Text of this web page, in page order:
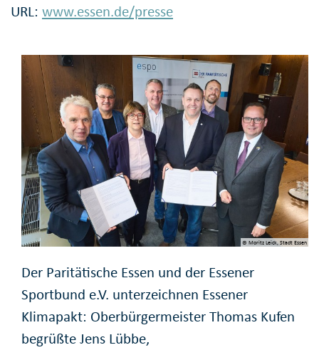
URL: www.essen.de/presse
© Moritz Leick, Stadt Essen
Der Paritätische Essen und der Essener
Sportbund e.V. unterzeichnen Essener
Klimapakt: Oberbürgermeister Thomas Kufen
begrüßte Jens Lübbe,